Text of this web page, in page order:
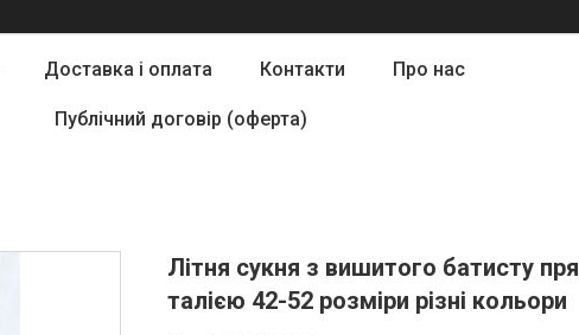
Доставка і оплата Контакти Про нас
Публічний договір (оферта)
Літня сукня з вишитого батисту
талією 42-52 розміри різні кольори